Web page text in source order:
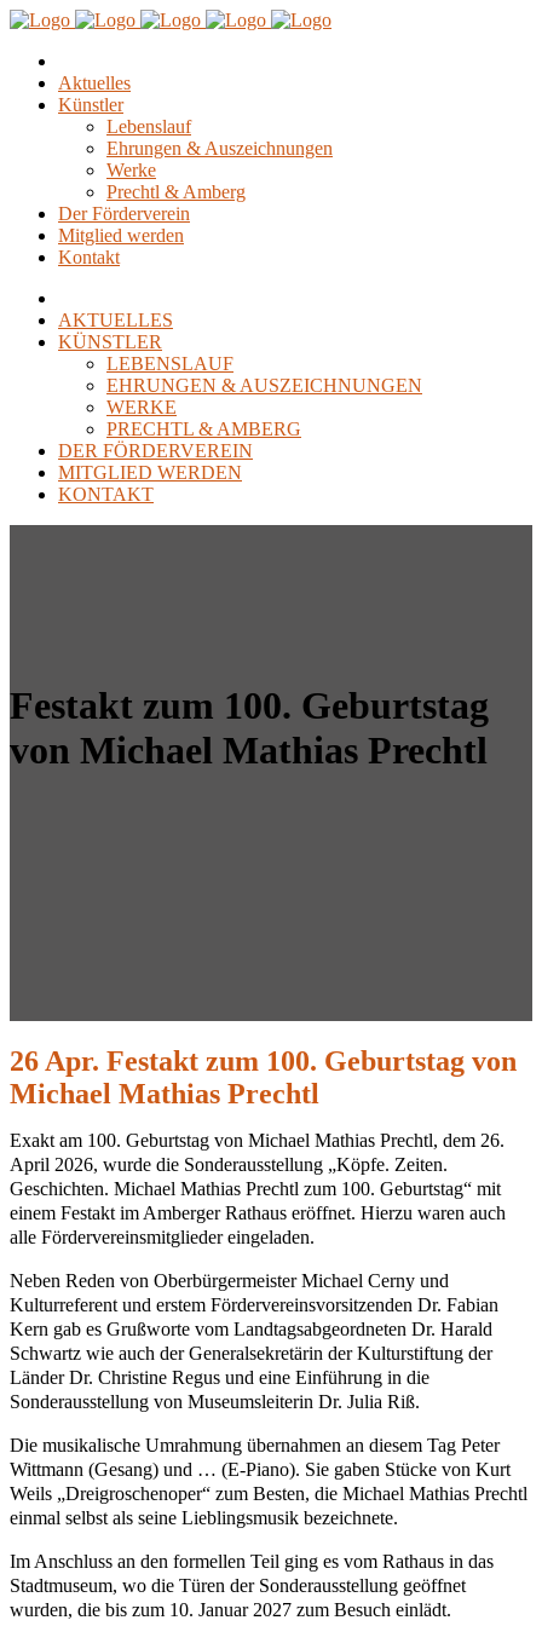
Aktuelles
Künstler
Lebenslauf
Ehrungen & Auszeichnungen
Werke
Prechtl & Amberg
Der Förderverein
Mitglied werden
Kontakt
AKTUELLES
KÜNSTLER
LEBENSLAUF
EHRUNGEN & AUSZEICHNUNGEN
WERKE
PRECHTL & AMBERG
DER FÖRDERVEREIN
MITGLIED WERDEN
KONTAKT
Festakt zum 100. Geburtstag
von Michael Mathias Prechtl
26 Apr. Festakt zum 100. Geburtstag von
Michael Mathias Prechtl
Exakt am 100. Geburtstag von Michael Mathias Prechtl, dem 26.
April 2026, wurde die Sonderausstellung „Köpfe. Zeiten.
Geschichten. Michael Mathias Prechtl zum 100. Geburtstag“ mit
einem Festakt im Amberger Rathaus eröffnet. Hierzu waren auch
alle Fördervereinsmitglieder eingeladen.
Neben Reden von Oberbürgermeister Michael Cerny und
Kulturreferent und erstem Fördervereinsvorsitzenden Dr. Fabian
Kern gab es Grußworte vom Landtagsabgeordneten Dr. Harald
Schwartz wie auch der Generalsekretärin der Kulturstiftung der
Länder Dr. Christine Regus und eine Einführung in die
Sonderausstellung von Museumsleiterin Dr. Julia Riß.
Die musikalische Umrahmung übernahmen an diesem Tag Peter
Wittmann (Gesang) und … (E-Piano). Sie gaben Stücke von Kurt
Weils „Dreigroschenoper“ zum Besten, die Michael Mathias Prechtl
einmal selbst als seine Lieblingsmusik bezeichnete.
Im Anschluss an den formellen Teil ging es vom Rathaus in das
Stadtmuseum, wo die Türen der Sonderausstellung geöffnet
wurden, die bis zum 10. Januar 2027 zum Besuch einlädt.